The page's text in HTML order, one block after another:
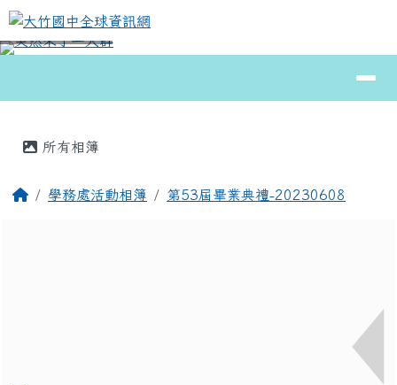
跳至主內容區
大竹國中全球資訊網
⏸
所有相簿
回首頁學務處活動相簿 第53屆畢業典禮-20230608